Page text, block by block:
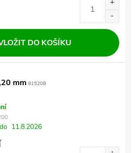
DO KOŠÍKU
mm 81520B
11.8.2026